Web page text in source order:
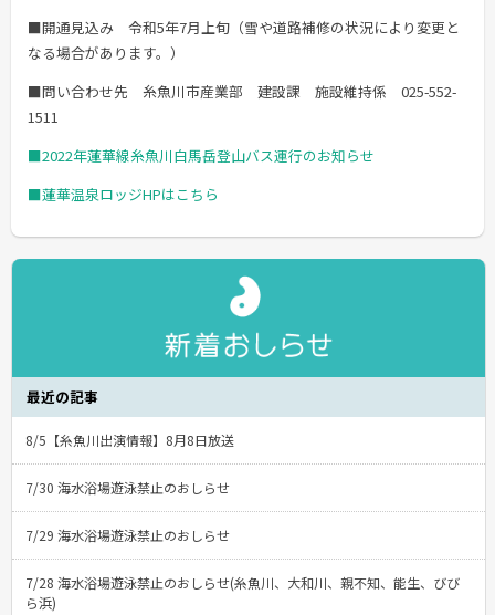
■開通見込み 令和5年7月上旬（雪や道路補修の状況により変更と
なる場合があります。）
■問い合わせ先 糸魚川市産業部 建設課 施設維持係 025-552-
1511
■2022年蓮華線糸魚川白馬岳登山バス運行のお知らせ
■蓮華温泉ロッジHPはこちら
最近の記事
8/5【糸魚川出演情報】8月8日放送
7/30 海水浴場遊泳禁止のおしらせ
7/29 海水浴場遊泳禁止のおしらせ
7/28 海水浴場遊泳禁止のおしらせ(糸魚川、大和川、親不知、能生、びび
ら浜)